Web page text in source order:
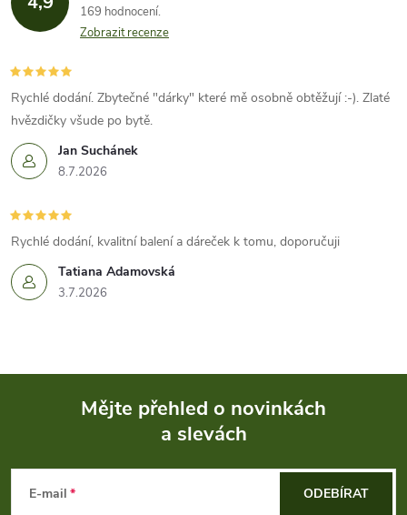
169 hodnocení
Zobrazit recenze
Jan Suchánek
8.7.2026
Rychlé dodání. Zbytečné "dárky" které mě osobně obtěžují :-). Zlaté
hvězdičky všude po bytě.
Tatiana Adamovská
3.7.2026
Rychlé dodání, kvalitní balení a dáreček k tomu, doporučuji
Mějte přehled o novinkách
a slevách
E-mail ODEBÍRAT